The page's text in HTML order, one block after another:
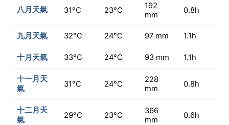
八月天氣 31°C 23°C
192
mm
0.8h
九月天氣 32°C 24°C 97 mm 1.1h
十月天氣 33°C 24°C 93 mm 1.1h
十一月天
氣
31°C 24°C
228
mm
0.8h
十二月天
氣
29°C 23°C
366
mm
0.6h